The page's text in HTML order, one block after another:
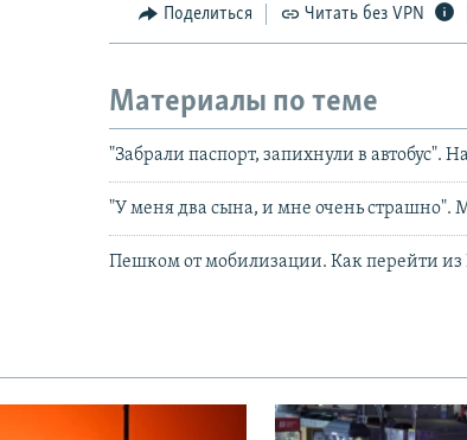
Поделиться Читать без VPN
Материалы по теме
"Забрали паспорт, запихнули в автобус".
"У меня два сына, и мне очень страшно".
Пешком от мобилизации. Как перейти из